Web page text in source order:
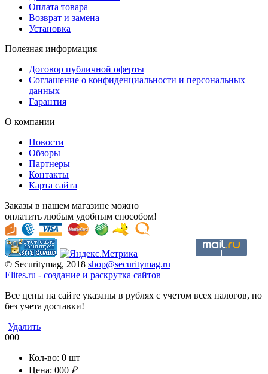
Оплата товара
Возврат и замена
Установка
Полезная информация
Договор публичной оферты
Соглашение о конфиденциальности и персональных
данных
Гарантия
О компании
Новости
Обзоры
Партнеры
Контакты
Карта сайта
Заказы в нашем магазине можно
оплатить любым удобным способом!
© Securitymag, 2018 shop@securitymag.ru
Elites.ru - cоздание и раскрутка сайтов
Все цены на сайте указаны в рублях с учетом всех налогов, но
без учета доставки!
Удалить
000
Кол-во: 0 шт
Цена: 000 ₽